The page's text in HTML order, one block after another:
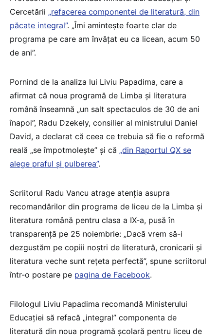
Cercetării „refacerea componentei de literatură, din
păcate integral”. „Îmi amintește foarte clar de
programa pe care am învățat eu ca licean, acum 50
de ani”.
Pornind de la analiza lui Liviu Papadima, care a
afirmat că noua programă de Limba și literatura
română înseamnă „un salt spectaculos de 30 de ani
înapoi”, Radu Dzekely, consilier al ministrului Daniel
David, a declarat că ceea ce trebuia să fie o reformă
reală „se împotmolește” și că „din Raportul QX se
alege praful și pulberea”.
Scriitorul Radu Vancu atrage atenția asupra
recomandărilor din programa de liceu de la Limba și
literatura română pentru clasa a IX-a, pusă în
transparență pe 25 noiembrie: „Dacă vrem să-i
dezgustăm pe copiii noștri de literatură, cronicarii și
literatura veche sunt rețeta perfectă”, spune scriitorul
într-o postare pe pagina de Facebook.
Filologul Liviu Papadima recomandă Ministerului
Educației să refacă „integral” componenta de
literatură din noua programă școlară pentru liceu de